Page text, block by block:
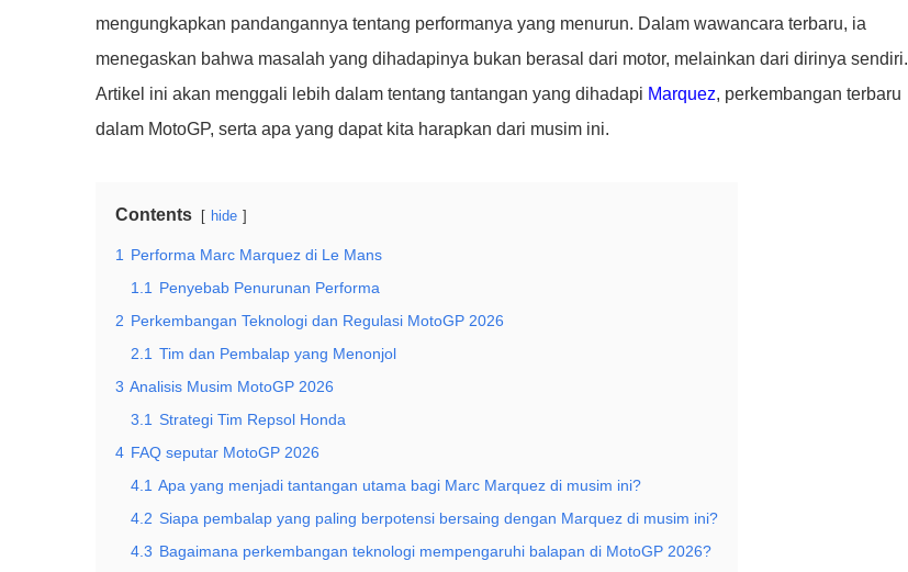
mengungkapkan pandangannya tentang performanya yang menurun. Dalam wawancara terbaru, ia
menegaskan bahwa masalah yang dihadapinya bukan berasal dari motor, melainkan dari dirinya sendiri.
Artikel ini akan menggali lebih dalam tentang tantangan yang dihadapi Marquez, perkembangan terbaru
dalam MotoGP, serta apa yang dapat kita harapkan dari musim ini.
Contents hide
1 Performa Marc Marquez di Le Mans
1.1 Penyebab Penurunan Performa
2 Perkembangan Teknologi dan Regulasi MotoGP 2026
2.1 Tim dan Pembalap yang Menonjol
3 Analisis Musim MotoGP 2026
3.1 Strategi Tim Repsol Honda
4 FAQ seputar MotoGP 2026
4.1 Apa yang menjadi tantangan utama bagi Marc Marquez di musim ini?
4.2 Siapa pembalap yang paling berpotensi bersaing dengan Marquez di musim ini?
4.3 Bagaimana perkembangan teknologi mempengaruhi balapan di MotoGP 2026?